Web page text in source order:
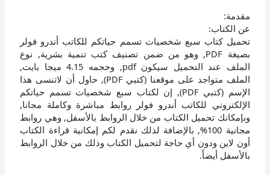
مقدمة:
عن الكتاب:
تحميل كتاب سبع شخصيات تسمم حياتكم للكاتب أندرو فولر
بصيغة PDF, وهو من ضمن تصنيف كتب تنمية بشرية, نوع
الملف عند التحميل سيكون pdf, وحجمه 4.15 ميجا بايت,
الملف متواجد على موقعنا (كتبي PDF), حاول أن لاتنسى هذا
الإسم (كتبي PDF), إن لكتاب سبع شخصيات تسمم حياتكم
الإلكتروني للكاتب أندرو فولر روابط مباشرة وكاملة مجانا,
وبإمكانك تحميل الكتاب من خلال الروابط بالأسفل, وهي روابط
مجانية 100%, بالإضافة لذلك نقدم لكم إمكانية قراءة الكتاب
أون لاين ودون أي حاجة لتحميل الكتاب وذلك من خلال الروابط
بالأسفل أيضاً.